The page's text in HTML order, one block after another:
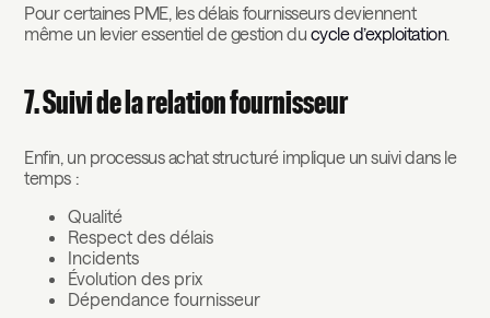
Pour certaines PME, les délais fournisseurs deviennent
même un levier essentiel de gestion du cycle d’exploitation.
7. Suivi de la relation fournisseur
Enfin, un processus achat structuré implique un suivi dans le
temps :
Qualité
Respect des délais
Incidents
Évolution des prix
Dépendance fournisseur